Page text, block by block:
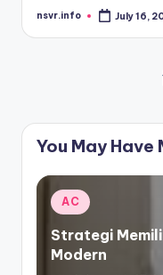
Posted
nsvr.info July 16,
You May Have
Posted
in
AC
Strategi
Modern